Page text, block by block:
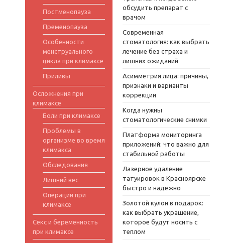
Постменопауза
Пременопауза
Особенности
менструального
цикла при климаксе
Приливы
Осложнения при
климаксе
Боли при климаксе
Проблемы в
организме во время
климакса
Обследования
Лишний вес
Операции при
климаксе
Секс и беременность
при климаксе
обсудить препарат с
врачом
Современная
стоматология: как выбрать
лечение без страха и
лишних ожиданий
Асимметрия лица: причины,
признаки и варианты
коррекции
Когда нужны
стоматологические снимки
Платформа мониторинга
приложений: что важно для
стабильной работы
Лазерное удаление
татуировок в Красноярске
быстро и надежно
Золотой кулон в подарок:
как выбрать украшение,
которое будут носить с
теплом